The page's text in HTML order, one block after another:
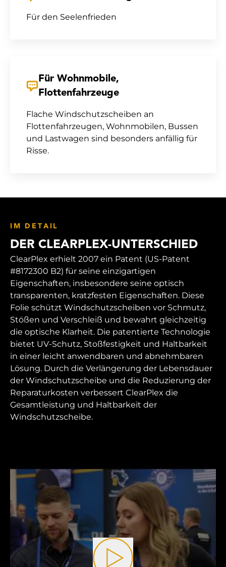
Für den Seelenfrieden
Für Wohnmobile,
Flottenfahrzeuge
Flache Windschutzscheiben an
Flottenfahrzeugen, Wohnmobilen, Bussen
und Lastwagen sind besonders anfällig für
Risse.
IM DETAIL
DER CLEARPLEX-UNTERSCHIED
ClearPlex erhielt 2007 ein Patent (US-Patent
#8172300 B2) für seine einzigartigen
Eigenschaften, insbesondere seine optisch
transparenten, kratzfesten Eigenschaften. Diese
Folie schützt Windschutzscheiben vor Schmutz,
Stößen und Verschleiß und bewahrt gleichzeitig
die optische Klarheit. Die patentierte Technologie
bietet UV-Schutz, Stoßfestigkeit und Haltbarkeit
in einer leicht anwendbaren und abnehmbaren
Lösung. Durch die Verlängerung der Lebensdauer
der Windschutzscheibe und die Reduzierung der
Reparaturkosten verbessert ClearPlex die
Gesamtleistung und Haltbarkeit der
Windschutzscheibe.